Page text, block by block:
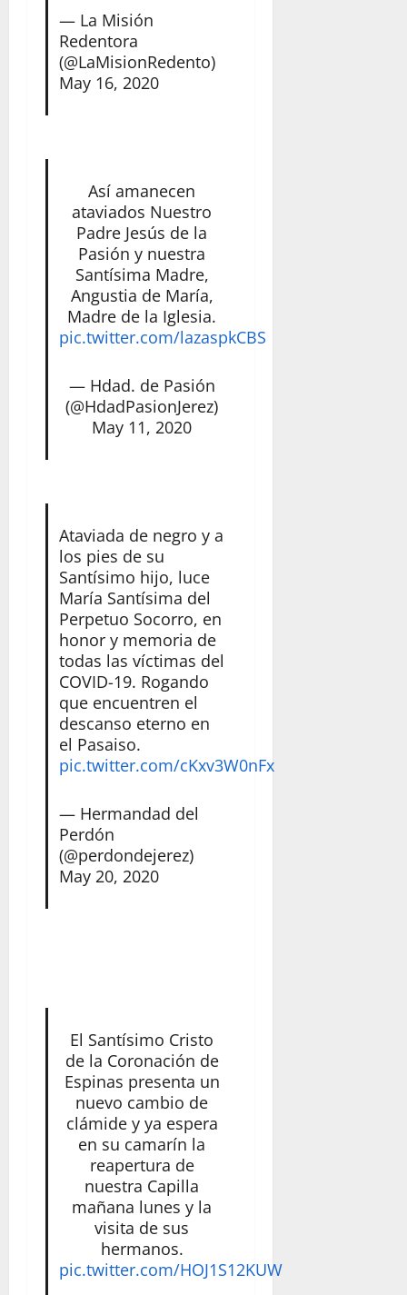
— La Misión
Redentora
(@LaMisionRedento)
May 16, 2020
Así amanecen
ataviados Nuestro
Padre Jesús de la
Pasión y nuestra
Santísima Madre,
Angustia de María,
Madre de la Iglesia.
pic.twitter.com/lazaspkCBS
— Hdad. de Pasión
(@HdadPasionJerez)
May 11, 2020
Ataviada de negro y a
los pies de su
Santísimo hijo, luce
María Santísima del
Perpetuo Socorro, en
honor y memoria de
todas las víctimas del
COVID-19. Rogando
que encuentren el
descanso eterno en
el Pasaiso.
pic.twitter.com/cKxv3W0nFx
— Hermandad del
Perdón
(@perdondejerez)
May 20, 2020
El Santísimo Cristo
de la Coronación de
Espinas presenta un
nuevo cambio de
clámide y ya espera
en su camarín la
reapertura de
nuestra Capilla
mañana lunes y la
visita de sus
hermanos.
pic.twitter.com/HOJ1S12KUW